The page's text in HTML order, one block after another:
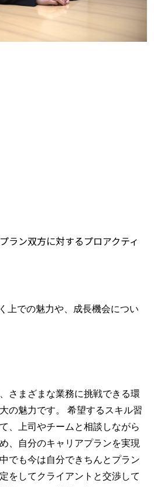
ラン双方に対するプロアクティ
上での魅力や、成長機会につい
さまざまな業務に挑戦できる環
の魅力です。 希望するスキル習
、上司やチームと相談しながら
、自分のキャリアプランを実現
でも今は自分できちんとプラン
をしてクライアントと交渉して